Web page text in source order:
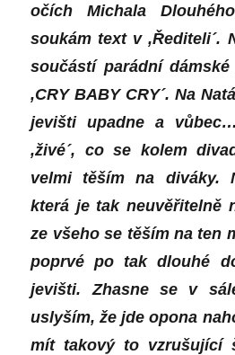
očích Michala
soukám text v ,Řediteli´.
součástí parádní
,CRY BABY CRY´. Na
jevišti upadne a
,živé´, co se kolem
velmi těším na diváky.
která je tak neuvěřitelně
ze všeho se těším na ten
poprvé po tak dlouhé
jevišti. Zhasne se v
uslyším, že jde opona
mít takový to vzrušující